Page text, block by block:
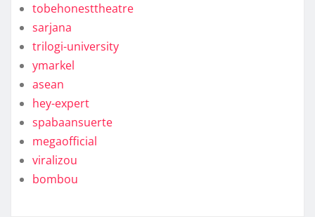
tobehonesttheatre
sarjana
trilogi-university
ymarkel
asean
hey-expert
spabaansuerte
megaofficial
viralizou
bombou